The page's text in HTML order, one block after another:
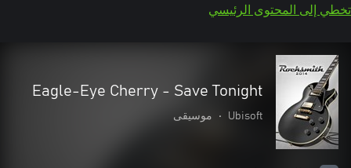
تخطي إلى المحتوى الرئيسي
Eagle-Eye Cherry - Save Tonight
Ubisoft
• موسيقى